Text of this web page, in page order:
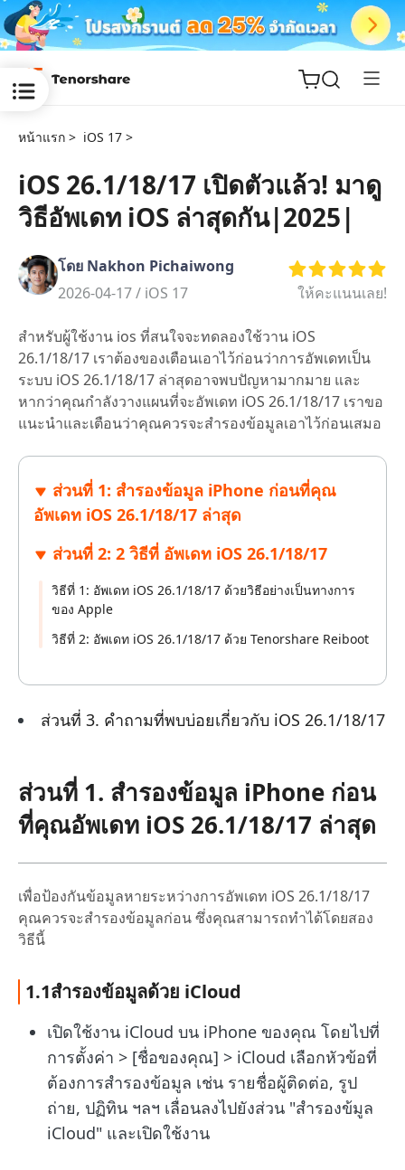
ReiBoot
Tenorshare
New
iAnyGo
หน้าแรก > iOS 17 >
iOS 26.1/18/17 เปิดตัวแล้ว! มาดู
วิธีอัพเดท iOS ล่าสุดกัน|2025|
โดย Nakhon Pichaiwong
2026-04-17 / iOS 17 ให้คะแนนเลย!
สำหรับผู้ใช้งาน ios ที่สนใจจะทดลองใช้วาน iOS
26.1/18/17 เราต้องของเตือนเอาไว้ก่อนว่าการอัพเดทเป็น
ระบบ iOS 26.1/18/17 ล่าสุดอาจพบปัญหามากมาย และ
หากว่าคุณกำลังวางแผนที่จะอัพเดท iOS 26.1/18/17 เราขอ
แนะนำและเตือนว่าคุณควรจะสำรองข้อมูลเอาไว้ก่อนเสมอ
ส่วนที่ 1: สำรองข้อมูล iPhone ก่อนที่คุณ
อัพเดท iOS 26.1/18/17 ล่าสุด
ส่วนที่ 2: 2 วิธีที่ อัพเดท iOS 26.1/18/17
วิธีที่ 1: อัพเดท iOS 26.1/18/17 ด้วยวิธีอย่างเป็นทางการ
ของ Apple
วิธีที่ 2: อัพเดท iOS 26.1/18/17 ด้วย Tenorshare Reiboot
ส่วนที่ 3. คำถามที่พบบ่อยเกี่ยวกับ iOS 26.1/18/17
ส่วนที่ 1. สำรองข้อมูล iPhone ก่อน
ที่คุณอัพเดท iOS 26.1/18/17 ล่าสุด
เพื่อป้องกันข้อมูลหายระหว่างการอัพเดท iOS 26.1/18/17
คุณควรจะสำรองข้อมูลก่อน ซึ่งคุณสามารถทำได้โดยสอง
วิธีนี้
1.1สำรองข้อมูลด้วย iCloud
เปิดใช้งาน iCloud บน iPhone ของคุณ โดยไปที่
การตั้งค่า > [ชื่อของคุณ] > iCloud เลือกหัวข้อที่
ต้องการสำรองข้อมูล เช่น รายชื่อผู้ติดต่อ, รูป
ถ่าย, ปฏิทิน ฯลฯ เลื่อนลงไปยังส่วน "สำรองข้มูล
iCloud" และเปิดใช้งาน